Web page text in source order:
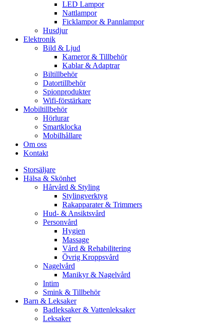
LED Lampor
Nattlampor
Ficklampor & Pannlampor
Husdjur
Elektronik
Bild & Ljud
Kameror & Tillbehör
Kablar & Adaptrar
Biltillbehör
Datortillbehör
Spionprodukter
Wifi-förstärkare
Mobiltillbehör
Hörlurar
Smartklocka
Mobilhållare
Om oss
Kontakt
Storsäljare
Hälsa & Skönhet
Hårvård & Styling
Stylingverktyg
Rakapparater & Trimmers
Hud- & Ansiktsvård
Personvård
Hygien
Massage
Vård & Rehabilitering
Övrig Kroppsvård
Nagelvård
Manikyr & Nagelvård
Intim
Smink & Tillbehör
Barn & Leksaker
Badleksaker & Vattenleksaker
Leksaker